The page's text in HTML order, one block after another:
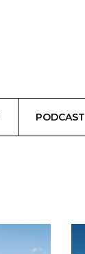
PODCAST